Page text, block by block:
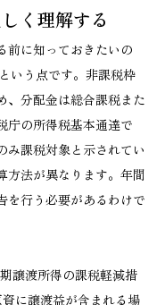
く理解する
前に知っておきたいの
いう点です。非課税枠
、分配金は総合課税また
庁の所得税基本通達で
み課税対象と示されてい
方法が異なります。年間
を行う必要があるわけで
譲渡所得の課税軽減措
に譲渡益が含まれる場